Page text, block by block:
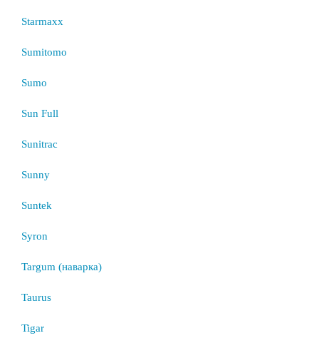
Starmaxx
Sumitomo
Sumo
Sun Full
Sunitrac
Sunny
Suntek
Syron
Targum (наварка)
Taurus
Tigar